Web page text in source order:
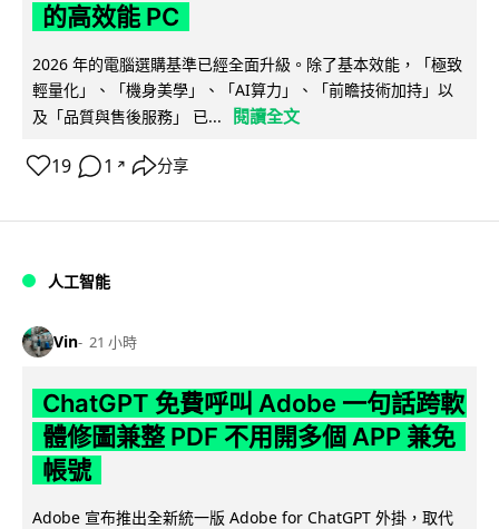
的高效能 PC
2026 年的電腦選購基準已經全面升級。除了基本效能，「極致
輕量化」、「機身美學」、「AI算力」、「前瞻技術加持」以
及「品質與售後服務」 已...
閱讀全文
19 1 ↗ 分享
人工智能
Vin 21 小時
ChatGPT 免費呼叫 Adobe 一句話跨軟
體修圖兼整 PDF 不用開多個 APP 兼免
帳號
Adobe 宣布推出全新統一版 Adobe for ChatGPT 外掛，取代